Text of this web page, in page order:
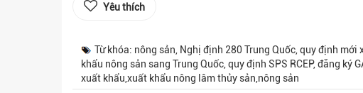
Yêu thích
Từ khóa: nông sản, Nghị định 280 Trung Quốc, quy định mới
khẩu nông sản sang Trung Quốc, quy định SPS RCEP, đăng
xuất khẩu,xuất khẩu nông lâm thủy sản,nông sản